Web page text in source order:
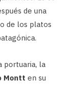
de una
de los platos
portuaria, la
Montt en su